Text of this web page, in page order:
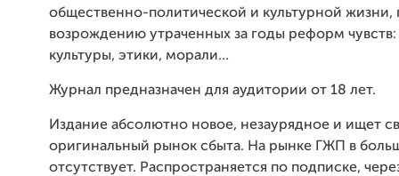
общественно-политической и культурной жизни,
возрождению утраченных за годы реформ чувств:
культуры, этики, морали…
Журнал предназначен для аудитории от 18 лет.
Издание абсолютно новое, незаурядное и ищет
оригинальный рынок сбыта. На рынке ГЖП в
отсутствует. Распространяется по подписке,